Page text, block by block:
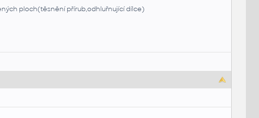
ploch(těsnění přírub,odhluřnující dílce)